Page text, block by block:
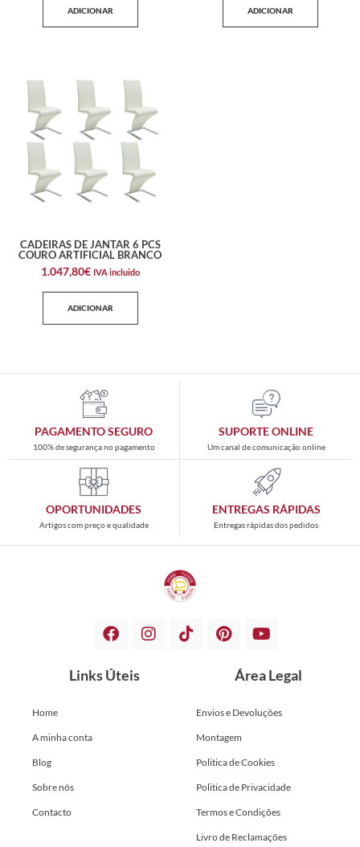
ADICIONAR ADICIONAR
CADEIRAS DE JANTAR 6 PCS
COURO ARTIFICIAL BRANCO
1.047,80€ IVA incluido
ADICIONAR
PAGAMENTO SEGURO
100% de segurança no pagamento
SUPORTE ONLINE
Um canal de comunicação online
OPORTUNIDADES
Artigos com preço e qualidade
ENTREGAS RÁPIDAS
Entregas rápidas dos pedidos
Links Úteis
Home
A minha conta
Blog
Sobre nós
Contacto
Área Legal
Envios e Devoluções
Montagem
Politica de Cookies
Politica de Privacidade
Termos e Condições
Livro de Reclamações